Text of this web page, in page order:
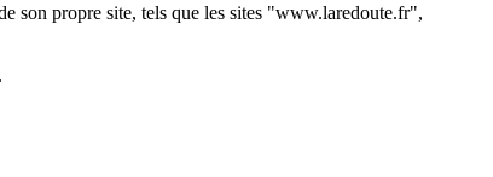
son propre site, tels que les sites "www.laredoute.fr",